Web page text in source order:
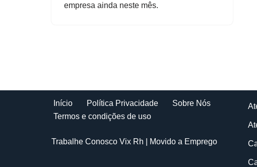
empresa ainda neste mês.
Início Política Privacidade
Sobre Nós
Termos e condições de uso
Trabalhe Conosco Vix Rh | Movido a Emprego